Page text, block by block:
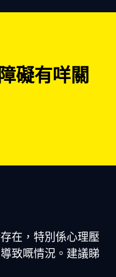
礙有咩關
在，特別係心理壓
致嘅情況。建議睇